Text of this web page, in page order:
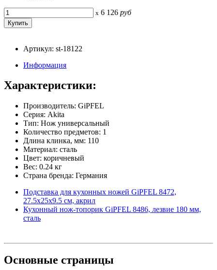
x 6 126 руб
Артикул: st-18122
Информация
Характеристики:
Производитель: GiPFEL
Серия: Akita
Тип: Нож универсальный
Количество предметов: 1
Длина клинка, мм: 110
Материал: сталь
Цвет: коричневый
Вес: 0.24 кг
Страна бренда: Германия
Подставка для кухонных ножей GiPFEL 8472,
27.5х25х9.5 см, акрил
Кухонный нож-топорик GiPFEL 8486, лезвие 180 мм,
сталь
Основные страницы